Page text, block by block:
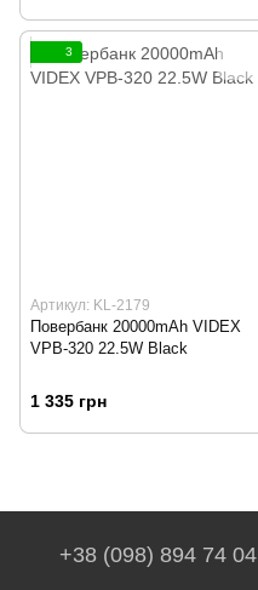
3
Артикул: KL-2179
Повербанк 20000mAh VIDEX
VPB-320 22.5W Black
1 335 грн
+38 (098) 894 74 04